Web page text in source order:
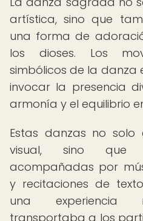
artística, sino que
una forma de
los dioses. Los
simbólicos de la danza
invocar la presencia
armonía y el equilibrio
Estas danzas no solo
visual, sino que
acompañadas por
y recitaciones de
una experiencia
transportaba a los